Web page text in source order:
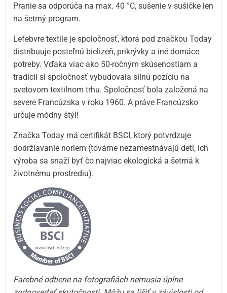
Pranie sa odporúča na max. 40 °C, sušenie v sušičke len
na šetrný program.
Lefebvre textile je spoločnosť, ktorá pod značkou Today
distribuuje posteľnú bielizeň, prikrývky a iné domáce
potreby. Vďaka viac ako 50-ročným skúsenostiam a
tradícii si spoločnosť vybudovala silnú pozíciu na
svetovom textilnom trhu. Spoločnosť bola založená na
severe Francúzska v roku 1960. A práve Francúzsko
určuje módny štýl!
Značka Today má certifikát BSCI, ktorý potvrdzuje
dodržiavanie noriem (továrne nezamestnávajú deti, ich
výroba sa snaží byť čo najviac ekologická a šetrná k
životnému prostrediu).
Farebné odtiene na fotografiách nemusia úplne